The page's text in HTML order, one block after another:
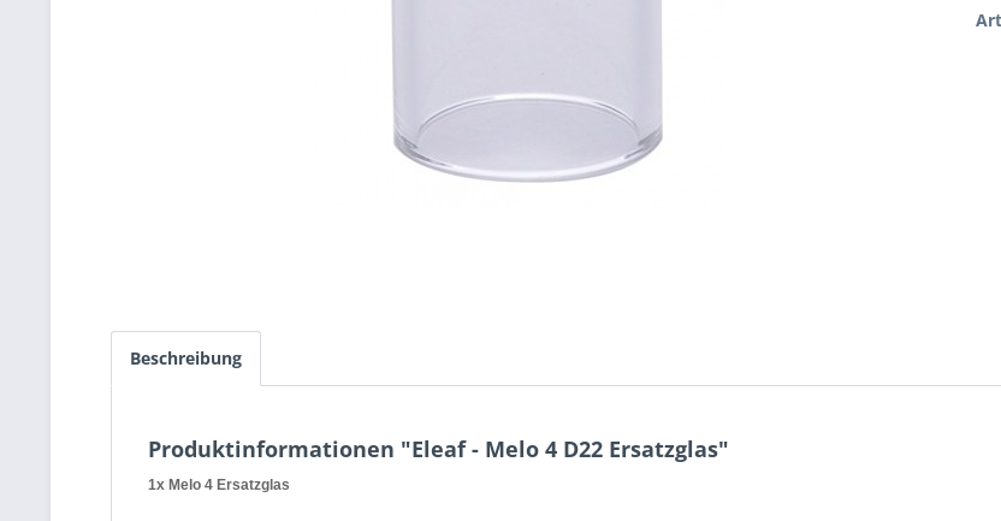
Beschreibung
Produktinformationen "Eleaf - Melo 4 D22 Ersatzglas"
1x Melo 4 Ersatzglas